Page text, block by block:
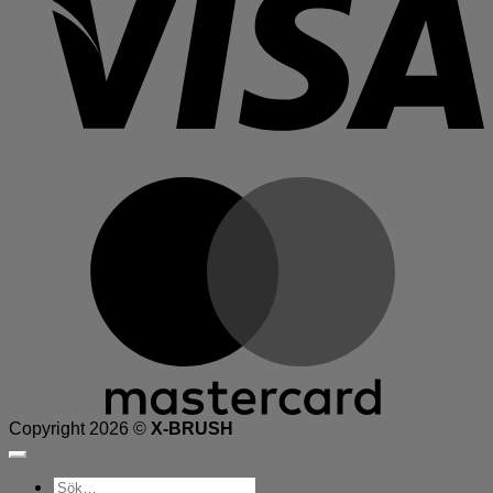
Copyright 2026 © X-BRUSH
Sök